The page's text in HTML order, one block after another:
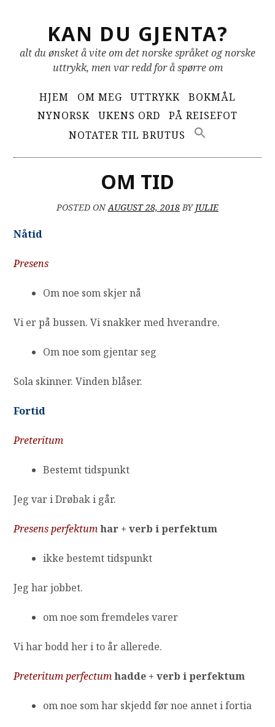
content KAN DU GJENTA?
alt du ønsket å vite om det norske språket og norske
uttrykk, men var redd for å spørre om
Primary
Menu
HJEM OM MEG UTTRYKK
BOKMÅL
NYNORSK
UKENS ORD
PÅ REISEFOT
NOTATER TIL BRUTUS
OM TID
POSTED ONAUGUST 28, 2018BY JULIE
Nåtid
Presens
Om noe som skjer nå
Vi er på bussen.Vi snakker med hverandre.
Om noe som gjentar seg
Sola skinner. Vinden blåser.
Fortid
Preteritum
Bestemt tidspunkt
Jeg var i Drøbak i går.
Presens perfektumhar + verb i perfektum
ikke bestemt tidspunkt
Jeg har jobbet.
om noe som fremdeles varer
Vi har bodd her i to år allerede.
Preteritum perfectumhadde + verb i perfektum
om noe som har skjedd før noe annet i fortia